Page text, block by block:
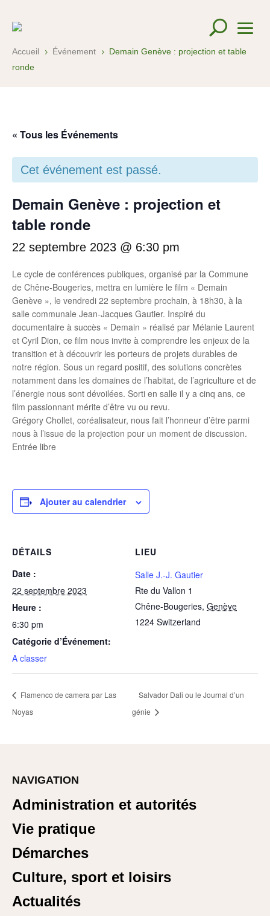
Accueil 5 Événement 5
Demain Genève : projection et table
ronde
« Tous les Événements
Cet événement est passé.
Demain Genève : projection et
table ronde
22 septembre 2023 @ 6:30 pm
Le cycle de conférences publiques, organisé par la Commune
de Chêne-Bougeries, mettra en lumière le film « Demain
Genève », le vendredi 22 septembre prochain, à 18h30, à la
salle communale Jean-Jacques Gautier. Inspiré du
documentaire à succès « Demain » réalisé par Mélanie Laurent
et Cyril Dion, ce film nous invite à comprendre les enjeux de la
transition et à découvrir les porteurs de projets durables de
notre région. Sous un regard positif, des solutions concrètes
notamment dans les domaines de l’habitat, de l’agriculture et de
l’énergie nous sont dévoilées. Sorti en salle il y a cinq ans, ce
film passionnant mérite d’être vu ou revu.
Grégory Chollet, coréalisateur, nous fait l’honneur d’être parmi
nous à l’issue de la projection pour un moment de discussion.
Entrée libre
Ajouter au calendrier
DÉTAILS
Date :
22 septembre 2023
Heure :
6:30 pm
Catégorie d’Événement:
A classer
LIEU
Salle J.-J. Gautier
Rte du Vallon 1
Chêne-Bougeries, Genève
1224 Switzerland
Flamenco de camera par Las
Noyas
Salvador Dali ou le Journal d’un
génie
NAVIGATION
Administration et autorités
Vie pratique
Démarches
Culture, sport et loisirs
Actualités